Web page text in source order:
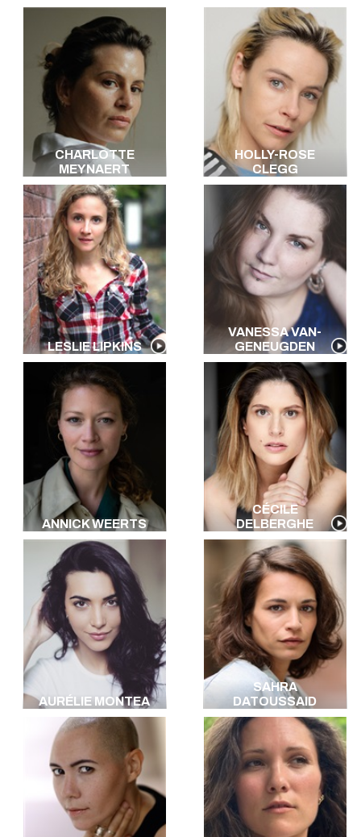
CHARLOTTE
MEYNAERT
HOLLY-ROSE
CLEGG
LESLIE LIPKINS
VANESSA VAN-
GENEUGDEN
ANNICK WEERTS
CÉCILE
DELBERGHE
AURÉLIE MONTEA
SAHRA
DATOUSSAID